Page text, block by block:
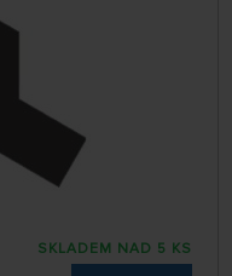
SKLADEM NAD 5 KS